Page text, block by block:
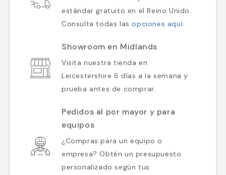
estándar gratuito en el Reino Unido.
Consulta todas lasopciones aquí.
Showroom en Midlands
Visita nuestra tienda en
Leicestershire 6 días a la semana y
prueba antes de comprar.
Pedidos al por mayor y para
equipos
¿Compras para un equipo o
empresa? Obtén un presupuesto
personalizado según tus